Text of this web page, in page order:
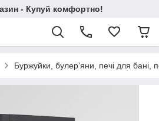
- Купуй комфортно!
Буржуйки, булер'яни, печі для бані,